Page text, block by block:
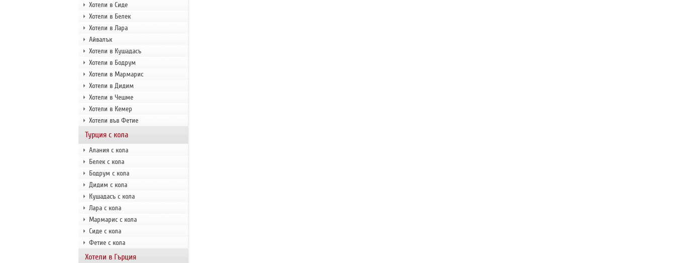
Хотели в Сиде
Хотели в Белек
Хотели в Лара
Айвалък
Хотели в Кушадасъ
Хотели в Бодрум
Хотели в Мармарис
Хотели в Дидим
Хотели в Чешме
Хотели в Кемер
Хотели във Фетие
Турция с кола
Алания с кола
Белек с кола
Бодрум с кола
Дидим с кола
Кушадасъ с кола
Лара с кола
Мармарис с кола
Сиде с кола
Фетие с кола
Хотели в Гърция